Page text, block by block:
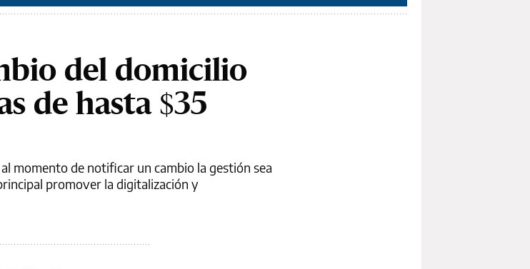
del domicilio
de hasta $35
momento de notificar un cambio la gestión sea
promover la digitalización y